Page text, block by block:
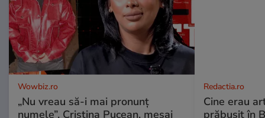
Wowbiz.ro
„Nu vreau să-i mai pronunț
numele”. Cristina Pucean, mesaj
Redactia.ro
Cine erau
prăbușit în